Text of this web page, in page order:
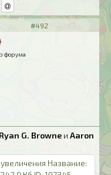
#492
форума
Ryan G. Browneи Aaron